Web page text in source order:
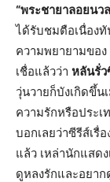
“พระชายาลอยนว
ได้รับชมตือเนื่อง
ความพยายามของ
เชื่อแล้วว่า หลันรั่ว
วุ่นวายก็บังเกิดขึ้น
ความรักหรือประ
บอกเลยว่าซีรีส์เรื่
แล้ว เหล่านักแสด
ดูหลงรักและอยา